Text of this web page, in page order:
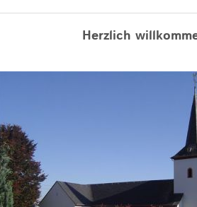
Herzlich